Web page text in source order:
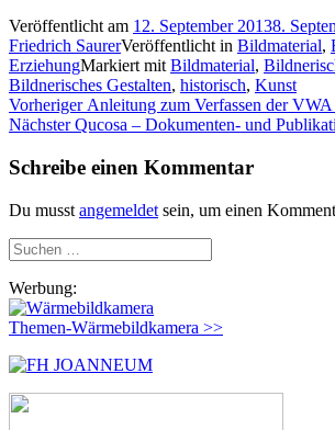
Veröffentlicht am 12. September 20138.
Friedrich SaurerVeröffentlicht in Bildmaterial,
ErziehungMarkiert mit Bildmaterial,
Bildnerisches Gestalten, historisch, Kunst
Beitragsnavigation
Vorheriger Vorheriger
Beitrag:
Anleitung zum Verfassen der
Nächster Nächster
Qucosa – Dokumenten- und
Schreibe einen Kommentar
Du musst angemeldet sein, um einen
Suchen
nach:
Werbung:
Themen-Wärmebildkamera >>